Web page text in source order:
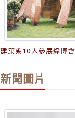
建築系10人參展綠博會
新聞圖片